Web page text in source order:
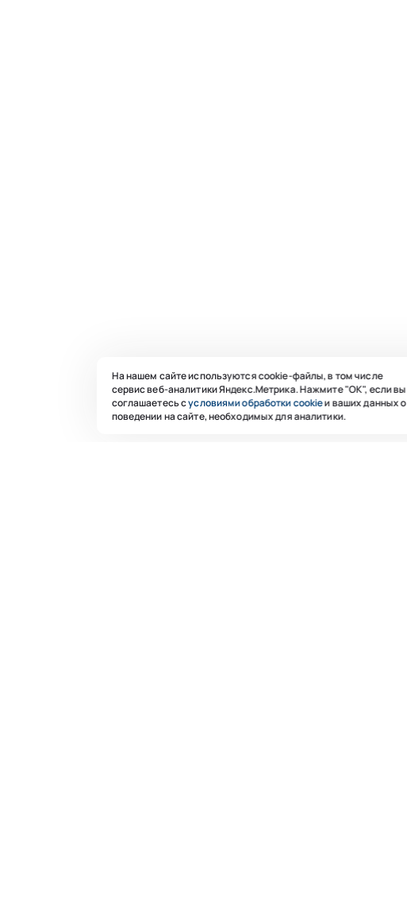
На нашем сайте используются cookie-файлы, в том числе
сервис веб-аналитики Яндекс.Метрика. Нажмите "ОК", если вы
соглашаетесь сусловиями обработки cookieи ваших данных о
поведении на сайте, необходимых для аналитики.